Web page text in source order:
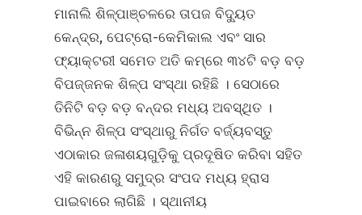
ମାନାଲି ଶିଳ୍ପାଞ୍ଚଳରେ ତାପଜ ବିଦ୍ୟୁତ
କେନ୍ଦ୍ର, ପେଟ୍ରୋ-କେମିକାଲ ଏବଂ ସାର
ଫ୍ୟାକ୍ଟରୀ ସମେତ ଅତି କମ୍‌ରେ ୩୪ଟି ବଡ଼ ବଡ଼
ବିପଜ୍ଜନକ ଶିଳ୍ପ ସଂସ୍ଥା ରହିଛି । ସେଠାରେ
ତିନିଟି ବଡ଼ ବଡ଼ ବନ୍ଦର ମଧ୍ୟ ଅବସ୍ଥିତ ।
ବିଭିନ୍ନ ଶିଳ୍ପ ସଂସ୍ଥାରୁ ନିର୍ଗତ ବର୍ଜ୍ୟବସ୍ତୁ
ଏଠାକାର ଜଳାଶୟଗୁଡ଼ିକୁ ପ୍ରଦୂଷିତ କରିବା ସହିତ
ଏହି କାରଣରୁ ସମୁଦ୍ର ସଂପଦ ମଧ୍ୟ ହ୍ରାସ
ପାଇବାରେ ଲାଗିଛି । ସ୍ଥାନୀୟ